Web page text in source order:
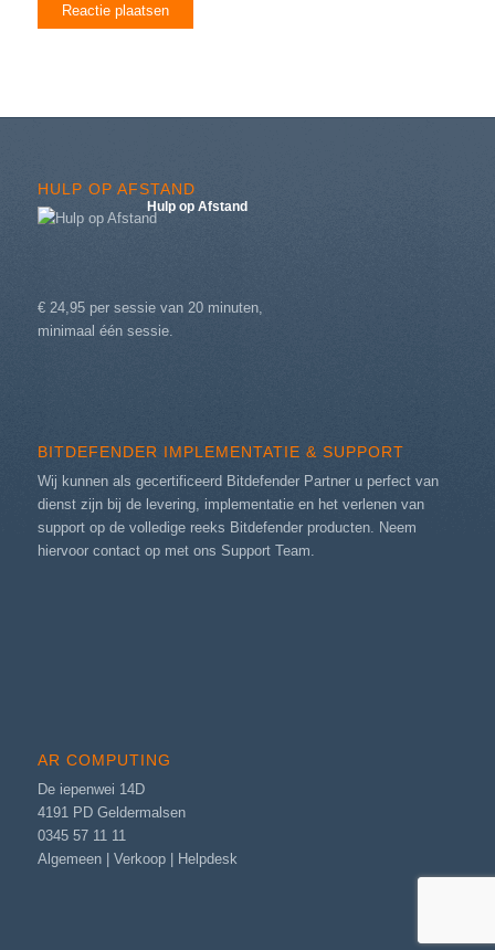
HULP OP AFSTAND
Hulp op Afstand
€ 24,95 per sessie van 20 minuten,
minimaal één sessie.
BITDEFENDER IMPLEMENTATIE & SUPPORT
Wij kunnen als gecertificeerd Bitdefender Partner u perfect van
dienst zijn bij de levering, implementatie en het verlenen van
support op de volledige reeks Bitdefender producten. Neem
hiervoor contact op met ons Support Team
AR COMPUTING
De iepenwei 14D
4191 PD Geldermalsen
0345 57 11 11
Algemeen| Verkoop| Helpdesk